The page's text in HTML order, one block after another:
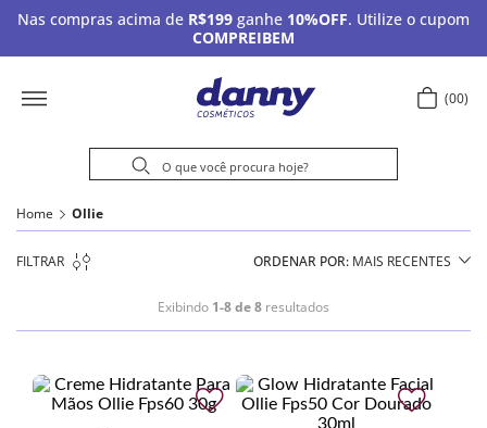
Nas compras acima de R$199 ganhe 10%OFF. Utilize o cupom
COMPREIBEM
00
Home Ollie
FILTRAR ORDENAR POR MAIS RECENTES
Exibindo 1-8 de 8 resultados